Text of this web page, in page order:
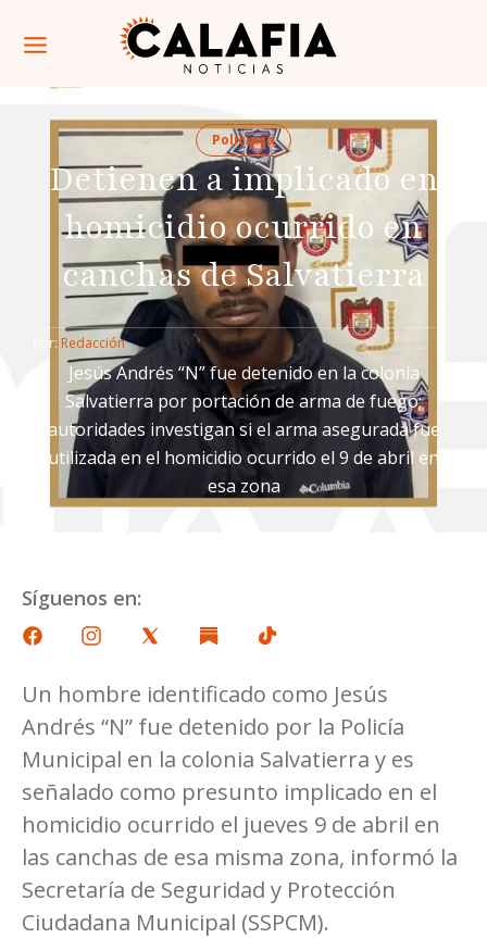
Policiaca
Detienen a implicado en
homicidio ocurrido en
canchas de Salvatierra
Por: Redacción
Jesús Andrés “N” fue detenido en la colonia
Salvatierra por portación de arma de fuego;
autoridades investigan si el arma asegurada fue
utilizada en el homicidio ocurrido el 9 de abril en
esa zona
Síguenos en:
Un hombre identificado como Jesús
Andrés “N” fue detenido por la Policía
Municipal en la colonia Salvatierra y es
señalado como presunto implicado en el
homicidio ocurrido el jueves 9 de abril en
las canchas de esa misma zona, informó la
Secretaría de Seguridad y Protección
Ciudadana Municipal (SSPCM).